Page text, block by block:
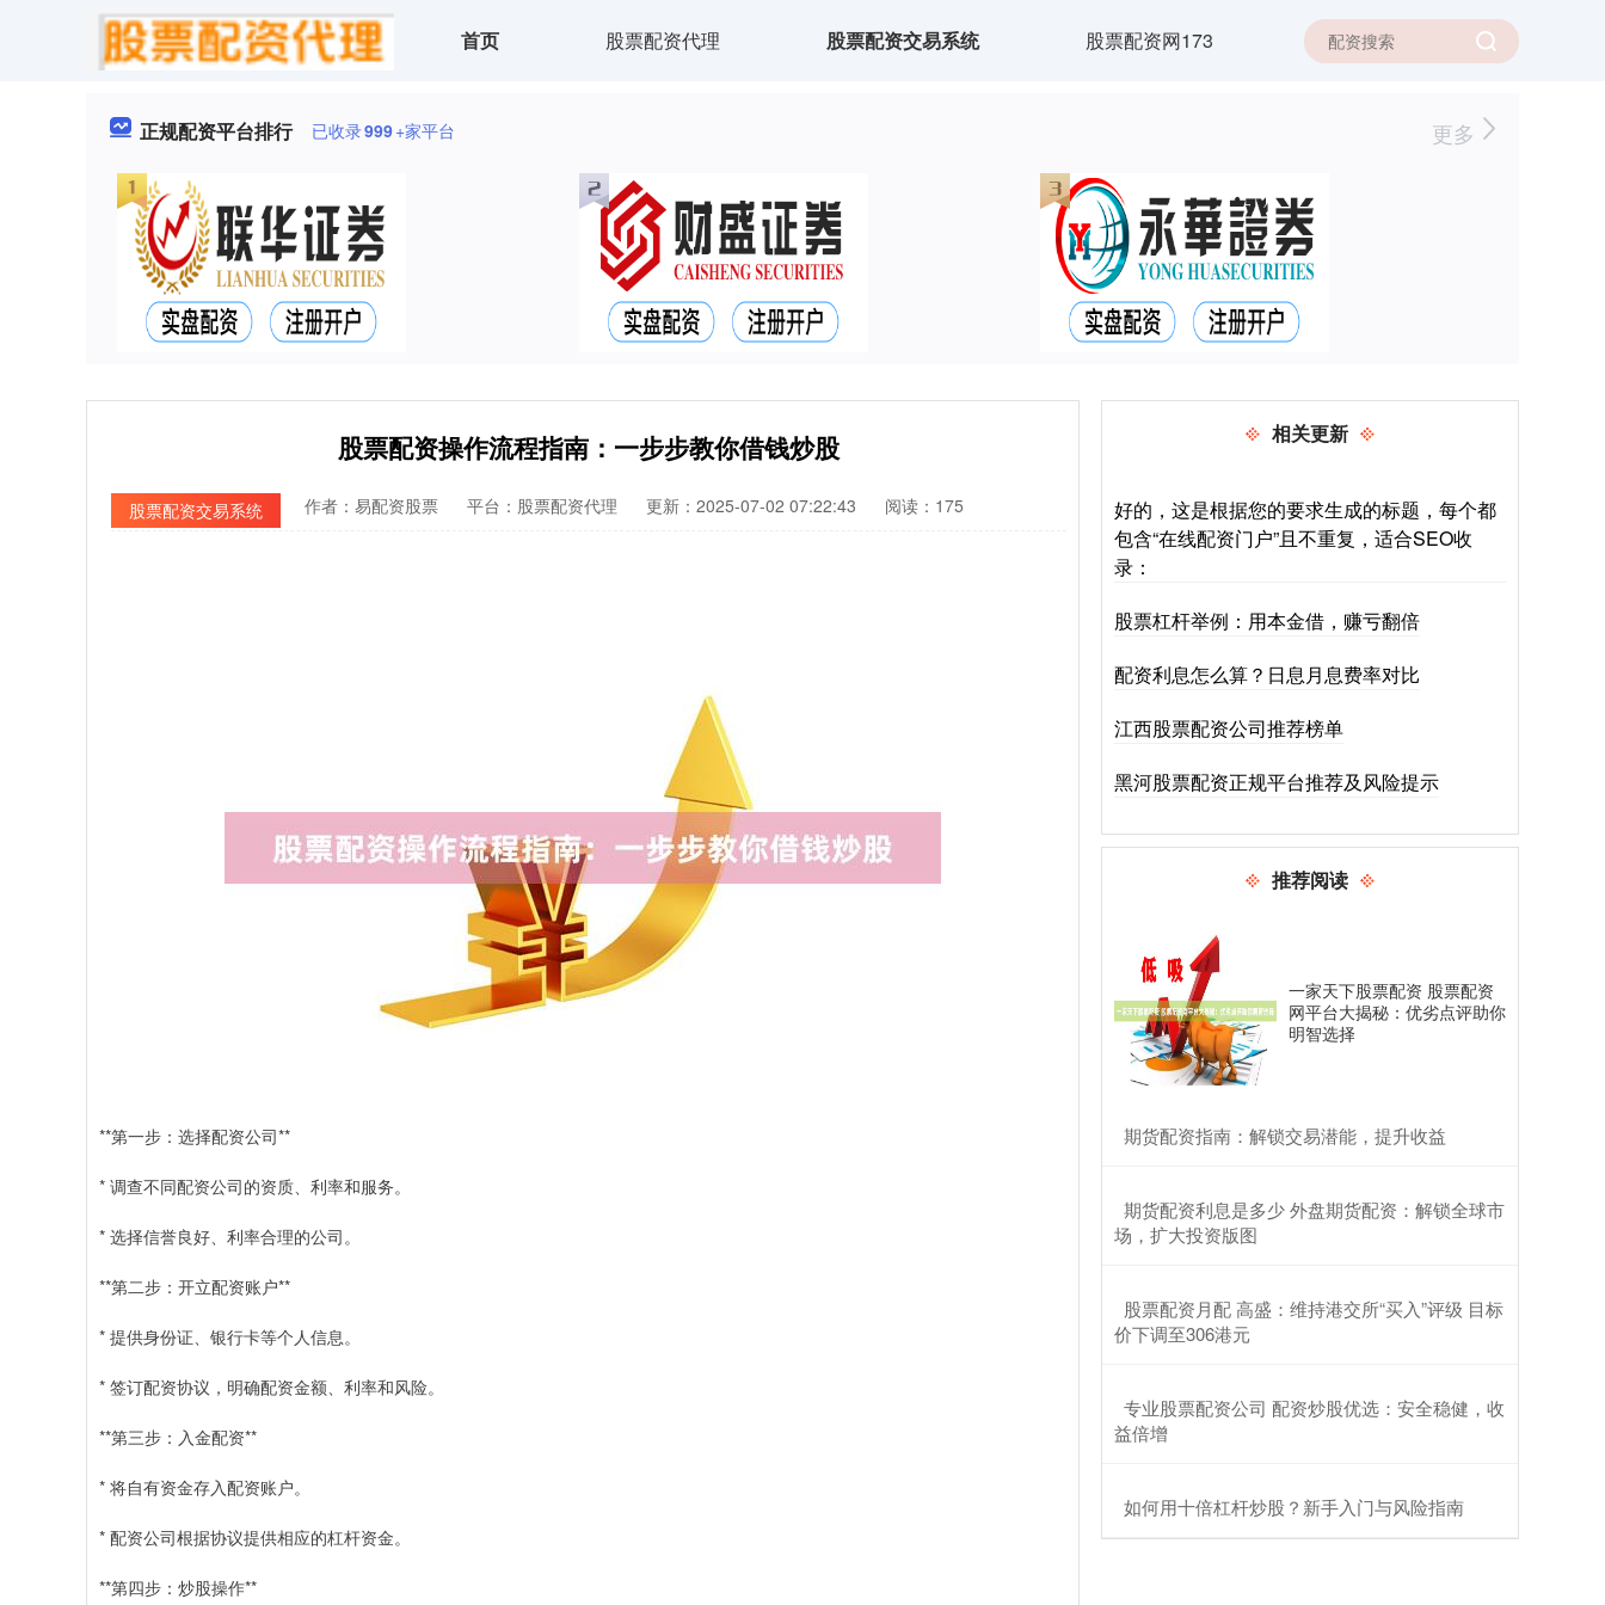
首页 股票配资代理 股票配资交易系统 股票配资网173
正规配资平台排行 已收录999+家平台 更多
股票配资操作流程指南：一步步教你借钱炒股
股票配资交易系统 作者：易配资股票 平台：股票配资代理 更新：2025-07-02 07:22:43 阅读：175
**第一步：选择配资公司**
* 调查不同配资公司的资质、利率和服务。
* 选择信誉良好、利率合理的公司。
**第二步：开立配资账户**
* 提供身份证、银行卡等个人信息。
* 签订配资协议，明确配资金额、利率和风险。
**第三步：入金配资**
* 将自有资金存入配资账户。
* 配资公司根据协议提供相应的杠杆资金。
**第四步：炒股操作**
相关更新
好的，这是根据您的要求生成的标题，每个都
包含“在线配资门户”且不重复，适合SEO收
录：
股票杠杆举例：用本金借，赚亏翻倍
配资利息怎么算？日息月息费率对比
江西股票配资公司推荐榜单
黑河股票配资正规平台推荐及风险提示
推荐阅读
一家天下股票配资 股票配资
网平台大揭秘：优劣点评助你
明智选择
​期货配资指南：解锁交易潜能，提升收益
​期货配资利息是多少 外盘期货配资：解锁全球市
场，扩大投资版图
​股票配资月配 高盛：维持港交所“买入”评级 目标
价下调至306港元
​专业股票配资公司 配资炒股优选：安全稳健，收
益倍增
​如何用十倍杠杆炒股？新手入门与风险指南